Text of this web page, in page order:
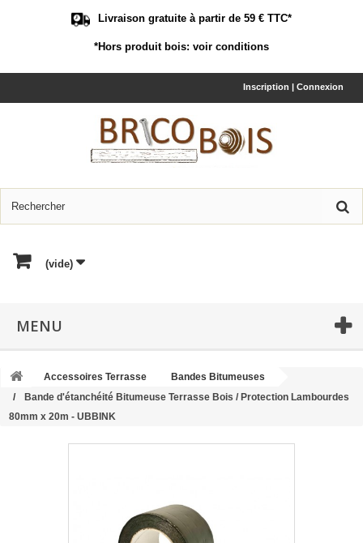
Livraison gratuite à partir de 59 € TTC*
*Hors produit bois: voir conditions
Inscription | Connexion
(vide)
MENU
Accessoires Terrasse
Bandes Bitumeuses
Bande d'étanchéité Bitumeuse Terrasse Bois / Protection Lambourdes
80mm x 20m - UBBINK